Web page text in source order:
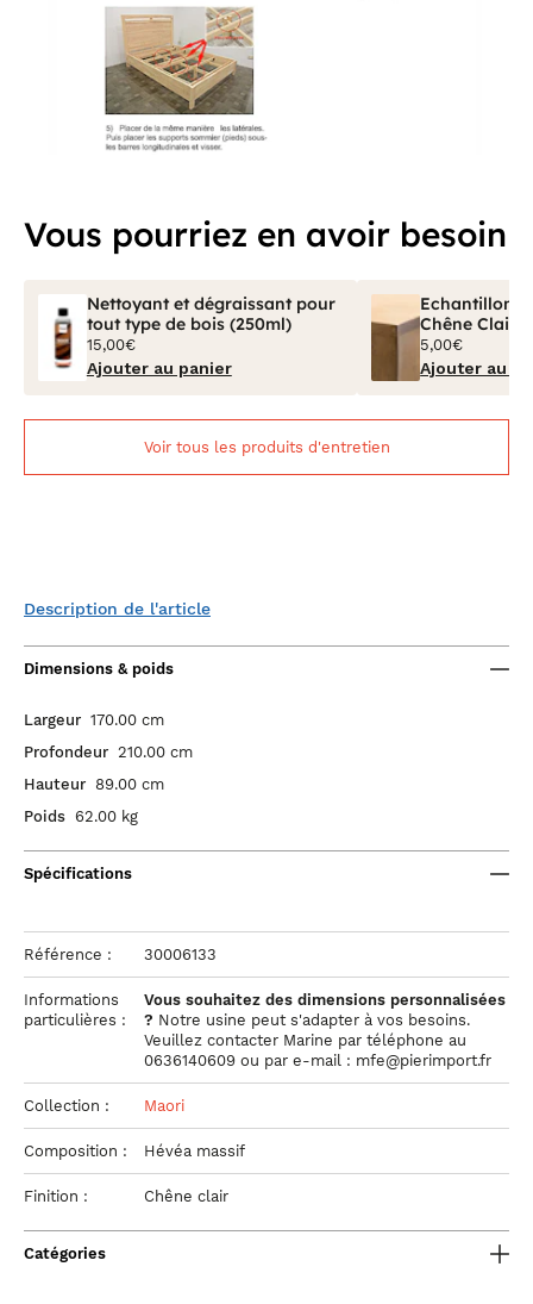
Vous pourriez en avoir besoin
Nettoyant et dégraissant pour
tout type de bois (250ml)
15,00€
Ajouter au panier
Echantillon
Chêne Clair
5,00€
Ajouter au
Voir tous les produits d'entretien
Description de l'article
Dimensions & poids
Largeur 170.00 cm
Profondeur 210.00 cm
Hauteur 89.00 cm
Poids 62.00 kg
Spécifications
Référence : 30006133
Informations
particulières :
Vous souhaitez des dimensions personnalisées
? Notre usine peut s'adapter à vos besoins.
Veuillez contacter Marine par téléphone au
0636140609 ou par e-mail : mfe@pierimport.fr
Collection : Maori
Composition : Hévéa massif
Finition : Chêne clair
Catégories